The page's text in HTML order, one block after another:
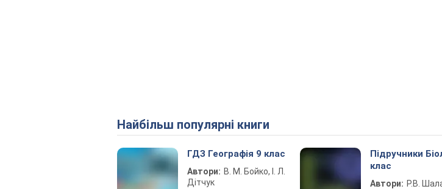
Найбільш популярні книги
ГДЗ Географія 9 клас
Автори: В. М. Бойко, І. Л.
Дітчук
Підручники
клас
Автори: Р.В.